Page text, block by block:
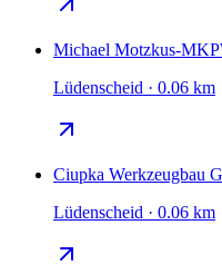
Michael Motzkus-
Lüdenscheid · 0.06 km
Ciupka Werkzeugbau
Lüdenscheid · 0.06 km